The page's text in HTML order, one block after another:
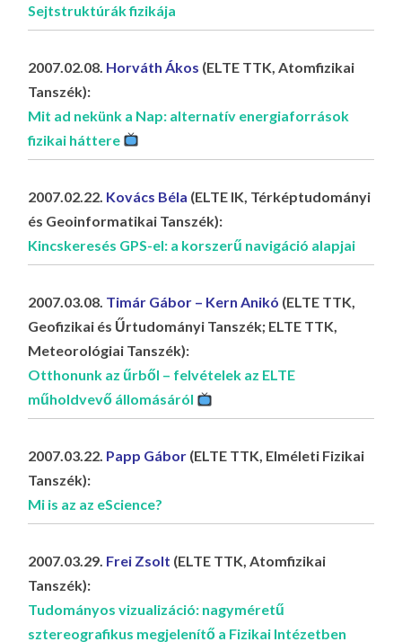
Sejtstruktúrák fizikája
2007.02.08. Horváth Ákos (ELTE TTK, Atomfizikai
Tanszék):
Mit ad nekünk a Nap: alternatív energiaforrások
fizikai háttere
2007.02.22. Kovács Béla (ELTE IK, Térképtudományi
és Geoinformatikai Tanszék):
Kincskeresés GPS-el: a korszerű navigáció alapjai
2007.03.08. Timár Gábor – Kern Anikó (ELTE TTK,
Geofizikai és Űrtudományi Tanszék; ELTE TTK,
Meteorológiai Tanszék):
Otthonunk az űrből – felvételek az ELTE
műholdvevő állomásáról
2007.03.22. Papp Gábor (ELTE TTK, Elméleti Fizikai
Tanszék):
Mi is az az eScience?
2007.03.29. Frei Zsolt (ELTE TTK, Atomfizikai
Tanszék):
Tudományos vizualizáció: nagyméretű
sztereografikus megjelenítő a Fizikai Intézetben